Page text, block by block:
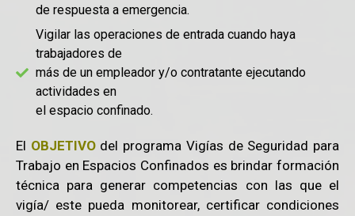
de respuesta a emergencia.
Vigilar las operaciones de entrada cuando haya
trabajadores de
más de un empleador y/o contratante ejecutando
actividades en
el espacio confinado.
El OBJETIVOdel programa Vigías de Seguridad para
Trabajo en Espacios Confinados es brindar formación
técnica para generar competencias con las que el
vigía/ este pueda monitorear, certificar condiciones